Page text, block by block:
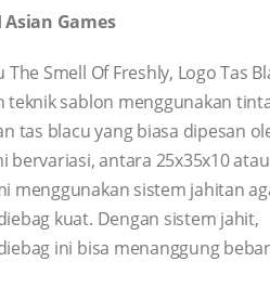
Asian Games
The Smell Of Freshly, Logo Tas
teknik sablon menggunakan
tas blacu yang biasa dipesan
bervariasi, antara 25x35x10
menggunakan sistem jahitan
kuat. Dengan sistem jahit,
ini bisa menanggung